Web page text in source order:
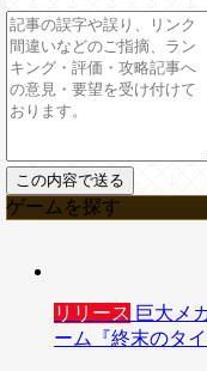
ゲームを探す
リリース 巨大メ
ーム『終末のタ